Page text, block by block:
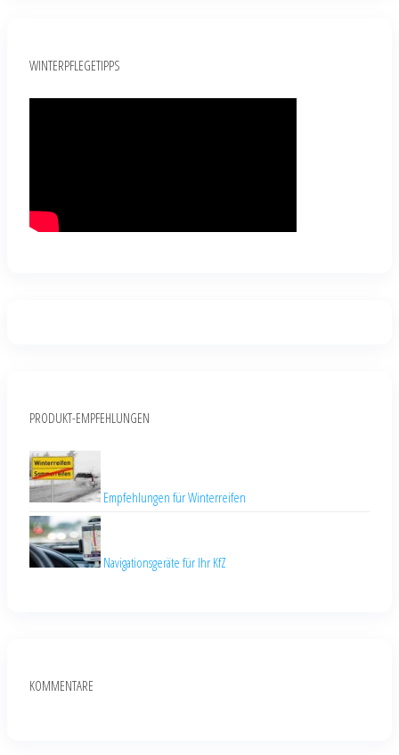
WINTERPFLEGETIPPS
PRODUKT-EMPFEHLUNGEN
Empfehlungen für Winterreifen
Navigationsgeräte für Ihr KfZ
KOMMENTARE